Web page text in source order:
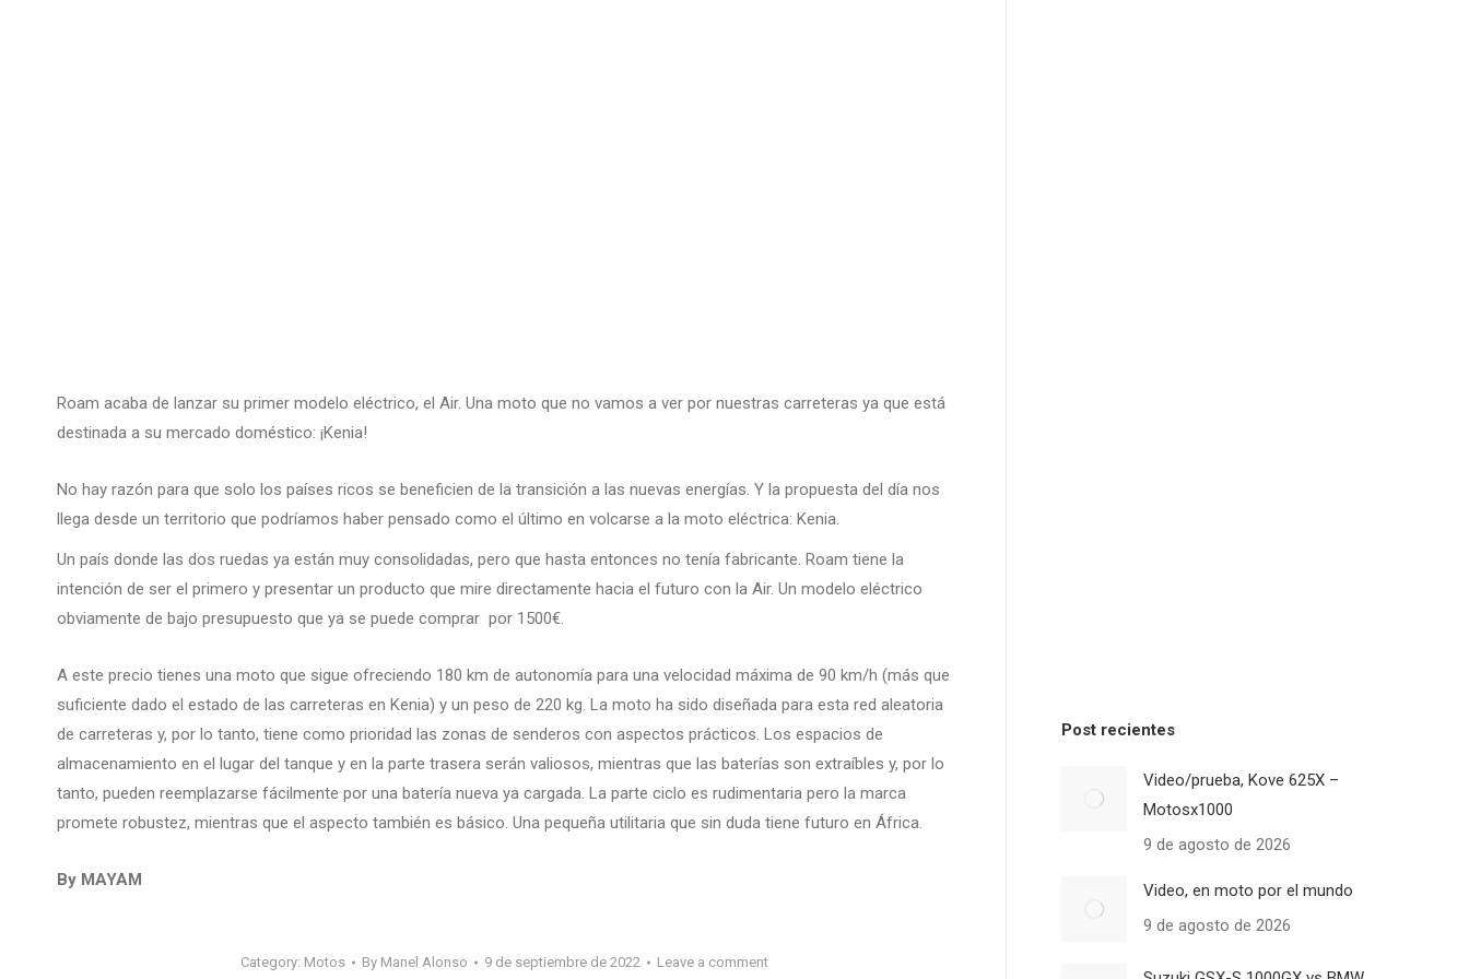
Roam acaba de lanzar su primer modelo eléctrico, el Air. Una moto que no vamos a ver por nuestras carreteras ya que está
destinada a su mercado doméstico: ¡Kenia!
No hay razón para que solo los países ricos se beneficien de la transición a las nuevas energías. Y la propuesta del día nos
llega desde un territorio que podríamos haber pensado como el último en volcarse a la moto eléctrica: Kenia.
Un país donde las dos ruedas ya están muy consolidadas, pero que hasta entonces no tenía fabricante. Roam tiene la
intención de ser el primero y presentar un producto que mire directamente hacia el futuro con la Air. Un modelo eléctrico
obviamente de bajo presupuesto que ya se puede comprar por 1500€.
A este precio tienes una moto que sigue ofreciendo 180 km de autonomía para una velocidad máxima de 90 km/h (más que
suficiente dado el estado de las carreteras en Kenia) y un peso de 220 kg. La moto ha sido diseñada para esta red aleatoria
de carreteras y, por lo tanto, tiene como prioridad las zonas de senderos con aspectos prácticos. Los espacios de
almacenamiento en el lugar del tanque y en la parte trasera serán valiosos, mientras que las baterías son extraíbles y, por lo
tanto, pueden reemplazarse fácilmente por una batería nueva ya cargada. La parte ciclo es rudimentaria pero la marca
promete robustez, mientras que el aspecto también es básico. Una pequeña utilitaria que sin duda tiene futuro en África.
By MAYAM
Category: Motos By Manel Alonso 9 de septiembre de 2022 Leave a comment
Post recientes
Video/prueba, Kove 625X –
Motosx1000
9 de agosto de 2026
Video, en moto por el mundo
9 de agosto de 2026